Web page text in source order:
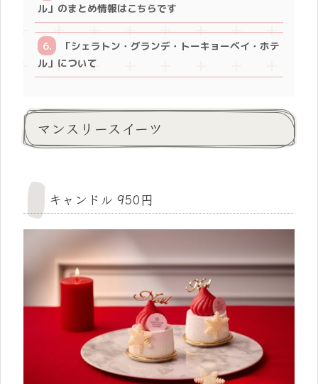
ル」のまとめ情報はこちらです
「シェラトン・グランデ・トーキョーベイ・ホテ
ル」について
マンスリースイーツ
キャンドル 950円